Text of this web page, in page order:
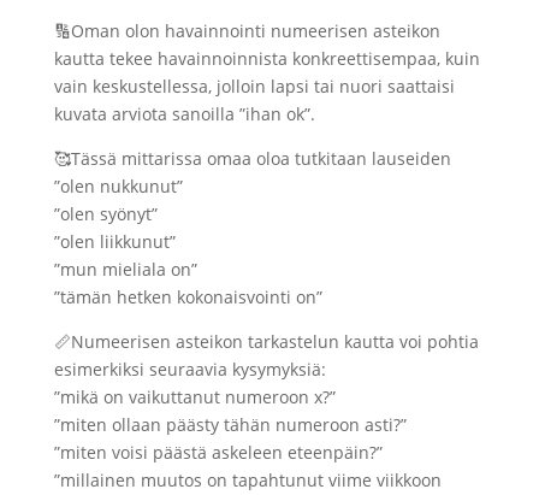
🔢Oman olon havainnointi numeerisen asteikon
kautta tekee havainnoinnista konkreettisempaa, kuin
vain keskustellessa, jolloin lapsi tai nuori saattaisi
kuvata arviota sanoilla ”ihan ok”.
🥰Tässä mittarissa omaa oloa tutkitaan lauseiden
”olen nukkunut”
”olen syönyt”
”olen liikkunut”
”mun mieliala on”
”tämän hetken kokonaisvointi on”
📏Numeerisen asteikon tarkastelun kautta voi pohtia
esimerkiksi seuraavia kysymyksiä:
”mikä on vaikuttanut numeroon x?”
”miten ollaan päästy tähän numeroon asti?”
”miten voisi päästä askeleen eteenpäin?”
”millainen muutos on tapahtunut viime viikkoon